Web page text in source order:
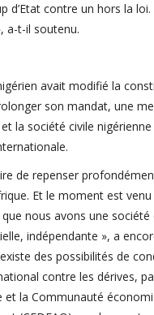
d’Etat contre un hors la
a-t-il soutenu.
avait modifié la
son mandat, une
la société civile
de repenser
Et le moment est venu
nous avons une société
indépendante », a
des possibilités de
contre les dérives,
et la Communauté